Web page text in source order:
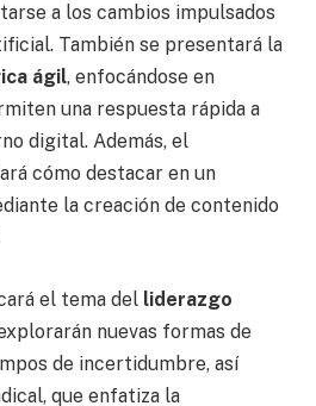
a los cambios impulsados
También se presentará la
ágil, enfocándose en
una respuesta rápida a
digital. Además, el
cómo destacar en un
la creación de contenido
el tema del liderazgo
nuevas formas de
de incertidumbre, así
que enfatiza la